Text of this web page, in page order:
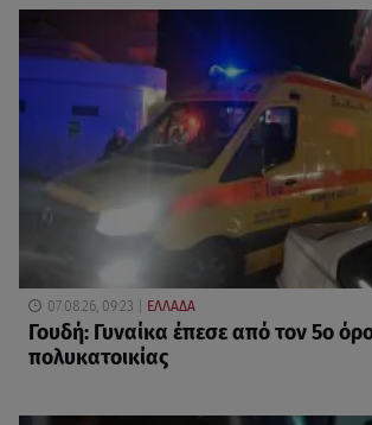
07.08.26, 09:23 ΕΛΛΑΔΑ
Γουδή: Γυναίκα έπεσε από τον 5ο
πολυκατοικίας